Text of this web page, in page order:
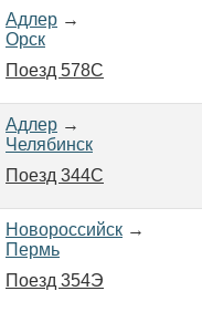
Адлер →
Орск
Поезд 578С
Адлер →
Челябинск
Поезд 344С
Новороссийск →
Пермь
Поезд 354Э